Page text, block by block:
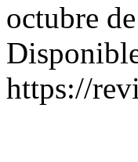
octubre
https://